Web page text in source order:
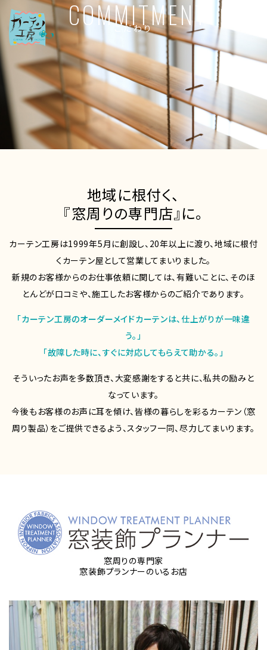
COMMITMENT
こだわり
地域に根付く、
『窓周りの専門店』に。
カーテン工房は1999年5月に創設し、20年以上に渡り、地域に根付
くカーテン屋として営業してまいりました。
新規のお客様からのお仕事依頼に関しては、有難いことに、そのほ
とんどが口コミや、施工したお客様からのご紹介であります。
「カーテン工房のオーダーメイドカーテンは、仕上がりが一味違
う。」
「故障した時に、すぐに対応してもらえて助かる。」
そういったお声を多数頂き、大変感謝をすると共に、私共の励みと
なっています。
今後もお客様のお声に耳を傾け、皆様の暮らしを彩るカーテン（窓
周り製品）をご提供できるよう、スタッフ一同、尽力してまいります。
窓周りの専門家
窓装飾プランナーのいるお店